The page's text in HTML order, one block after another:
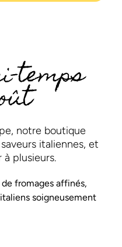
temps
notre boutique
italiennes, et
plusieurs.
fromages affinés,
soigneusement